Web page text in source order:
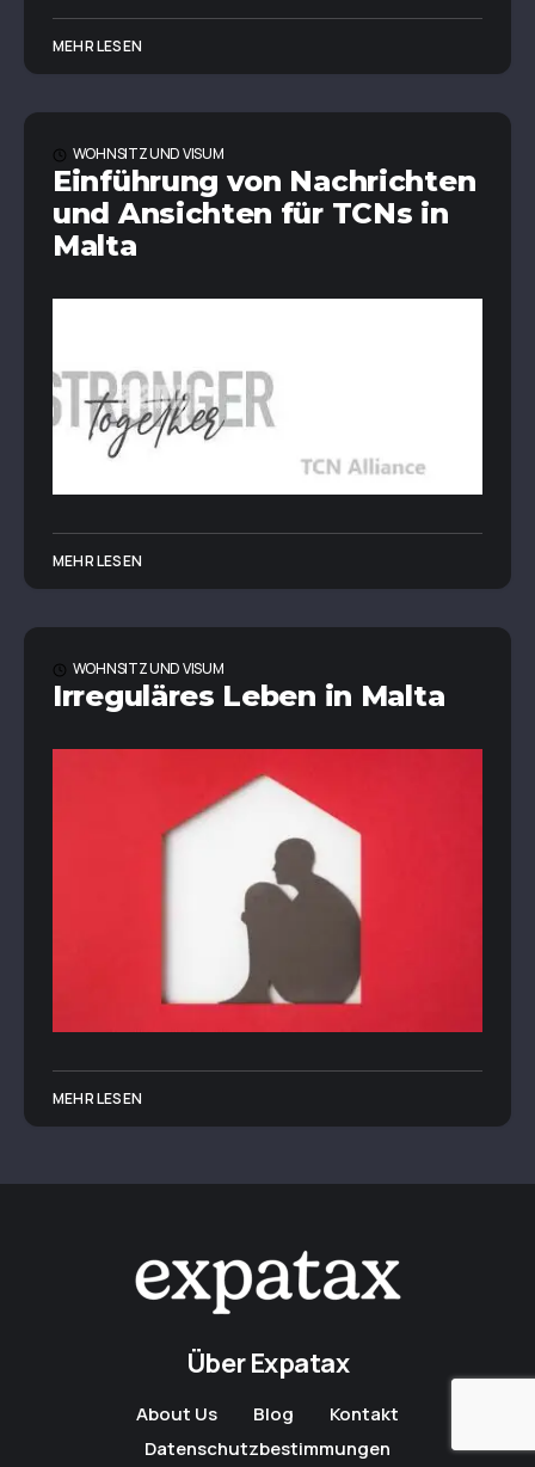
MEHR LESEN
WOHNSITZ UND VISUM
Einführung von Nachrichten
und Ansichten für TCNs in
Malta
MEHR LESEN
WOHNSITZ UND VISUM
Irreguläres Leben in Malta
MEHR LESEN
Über Expatax
About Us Blog
Kontakt
Datenschutzbestimmungen